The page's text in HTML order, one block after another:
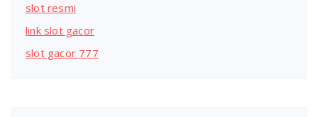
slot resmi
link slot gacor
slot gacor 777